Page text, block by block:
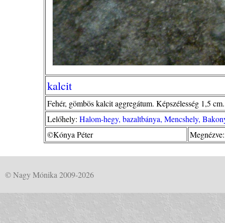
kalcit
Fehér, gömbös kalcit aggregátum. Képszélesség 1,5 cm.
Lelőhely: Halom-hegy, bazaltbánya, Mencshely,
©Kónya Péter
© Nagy Mónika 2009-2026